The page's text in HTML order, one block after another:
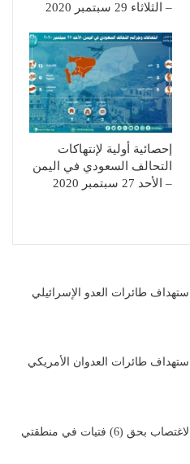
– الثلاثاء 29 سبتمبر 2020
إحصائية أولية لإنتهاكات
التحالف السعودي في اليمن
– الأحد 27 سبتمبر 2020
طائرات العدو الإسرائيلي
طائرات العدوان الأمريكي
بيان إدانة جريمة الاغتصاب بحق (6) فتيات في منطقتي